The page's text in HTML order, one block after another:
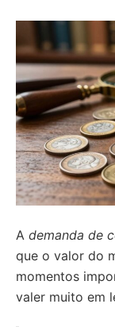
A demanda de
que o valor do
momentos
valer muito em